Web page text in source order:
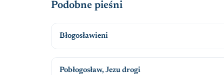
Podobne pieśni
Błogosławieni
Pobłogosław, Jezu drogi